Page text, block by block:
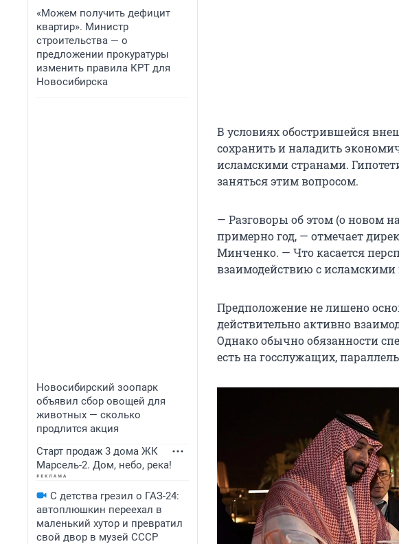
«Можем получить дефицит
квартир». Министр
строительства — о
предложении прокуратуры
изменить правила КРТ для
Новосибирска
Новосибирский зоопарк
объявил сбор овощей для
животных — сколько
продлится акция
Старт продаж 3 дома ЖК
Марсель-2. Дом, небо, река!
С детства грезил о ГАЗ-24:
автоплюшкин переехал в
маленький хутор и превратил
свой двор в музей СССР
В условиях обострившейся
сохранить и наладить
исламскими странами.
заняться этим вопросом.
— Разговоры об этом (о новом
примерно год, — отмечает
Минченко. — Что касается
взаимодействию с исламскими
Предположение не лишено
действительно активно
Однако обычно обязанности
есть на госслужащих,